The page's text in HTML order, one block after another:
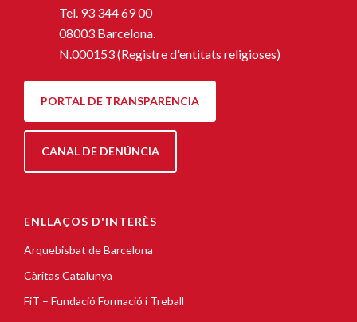
Tel. 93 344 69 00
08003 Barcelona.
N.000153 (Registre d'entitats religioses)
PORTAL DE TRANSPARÈNCIA
CANAL DE DENÚNCIA
ENLLAÇOS D'INTERÈS
Arquebisbat de Barcelona
Càritas Catalunya
FiT – Fundació Formació i Treball